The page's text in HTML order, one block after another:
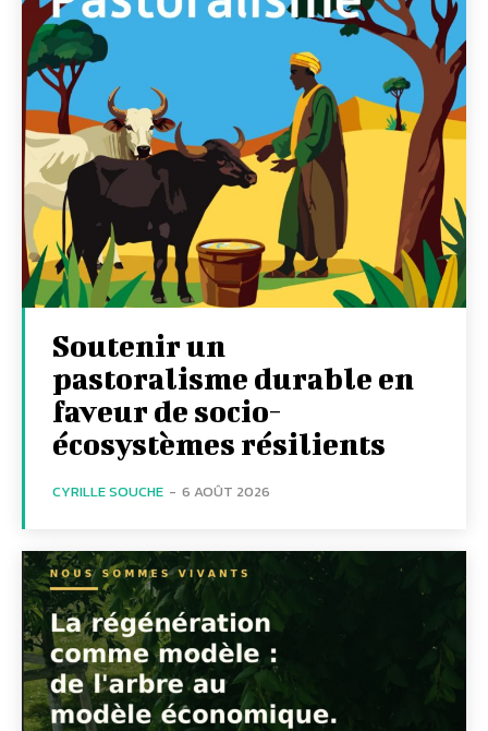
Soutenir un
pastoralisme durable en
faveur de socio-
écosystèmes résilients
CYRILLE SOUCHE - 6 AOÛT 2026